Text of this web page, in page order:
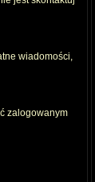
wiadomości,
zalogowanym